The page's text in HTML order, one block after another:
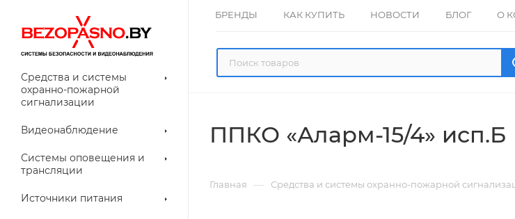
БРЕНДЫ КАК КУПИТЬ НОВОСТИ БЛОГ О
Средства и системы
охранно-пожарной
сигнализации
Видеонаблюдение
для
Системы оповещения и
трансляции
Источники питания
ППКО «Аларм-15/4» исп.Б
Главная — Средства и системы охранно-пожарной